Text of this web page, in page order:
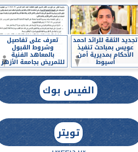
تجديد الثقة للرائد احمد
عويس بمباحث تنفيذ
الأحكام بمديرية أمن
أسيوط
تعرف على تفاصيل
وشروط القبول
بالمعاهد الفنية
للتمريض بجامعة الأزهر
الفيس بوك
تويتر